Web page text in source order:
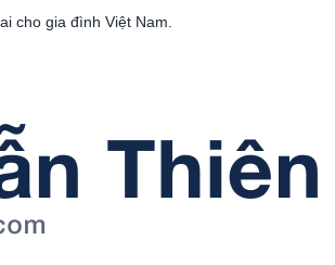
cho gia đình Việt Nam.